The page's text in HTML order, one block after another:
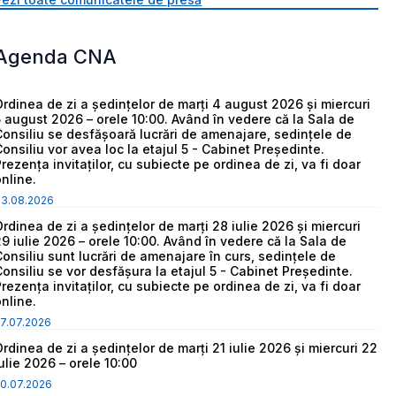
CNA
de zi a ședințelor de marți 4 august 2026 și miercuri
august 2026 – orele 10:00. Având în vedere că la Sala de
se desfășoară lucrări de amenajare, sedințele de
vor avea loc la etajul 5 - Cabinet Președinte.
invitaților, cu subiecte pe ordinea de zi, va fi doar
de zi a ședințelor de marți 28 iulie 2026 și miercuri
iulie 2026 – orele 10:00. Având în vedere că la Sala de
sunt lucrări de amenajare în curs, sedințele de
se vor desfășura la etajul 5 - Cabinet Președinte.
invitaților, cu subiecte pe ordinea de zi, va fi doar
de zi a ședințelor de marți 21 iulie 2026 și miercuri 22
2026 – orele 10:00